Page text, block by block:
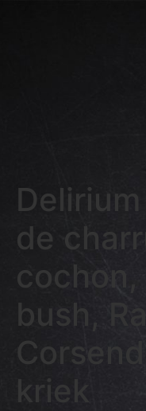
de
cochon,
bush,
kriek